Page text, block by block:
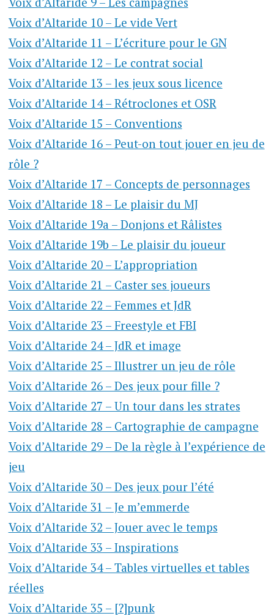
Voix d’Altaride 10 – Le vide Vert
Voix d’Altaride 11 – L’écriture pour le GN
Voix d’Altaride 12 – Le contrat social
Voix d’Altaride 13 – les jeux sous licence
Voix d’Altaride 14 – Rétroclones et OSR
Voix d’Altaride 15 – Conventions
Voix d’Altaride 16 – Peut-on tout jouer en jeu de
rôle ?
Voix d’Altaride 17 – Concepts de personnages
Voix d’Altaride 18 – Le plaisir du MJ
Voix d’Altaride 19a – Donjons et Râlistes
Voix d’Altaride 19b – Le plaisir du joueur
Voix d’Altaride 20 – L’appropriation
Voix d’Altaride 21 – Caster ses joueurs
Voix d’Altaride 22 – Femmes et JdR
Voix d’Altaride 23 – Freestyle et FBI
Voix d’Altaride 24 – JdR et image
Voix d’Altaride 25 – Illustrer un jeu de rôle
Voix d’Altaride 26 – Des jeux pour fille ?
Voix d’Altaride 27 – Un tour dans les strates
Voix d’Altaride 28 – Cartographie de campagne
Voix d’Altaride 29 – De la règle à l’expérience de
jeu
Voix d’Altaride 30 – Des jeux pour l’été
Voix d’Altaride 31 – Je m’emmerde
Voix d’Altaride 32 – Jouer avec le temps
Voix d’Altaride 33 – Inspirations
Voix d’Altaride 34 – Tables virtuelles et tables
réelles
Voix d’Altaride 35 – [?]punk